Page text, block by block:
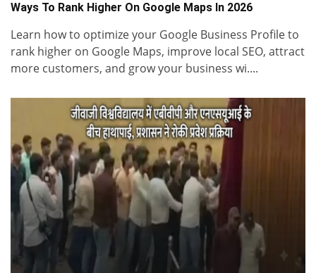
Ways To Rank Higher On Google Maps In 2026
Learn how to optimize your Google Business Profile to
rank higher on Google Maps, improve local SEO, attract
more customers, and grow your business wi....